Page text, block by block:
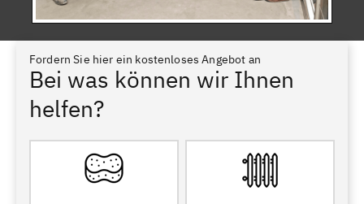
Fordern Sie hier ein kostenloses Angebot an
Bei was können wir Ihnen
helfen?